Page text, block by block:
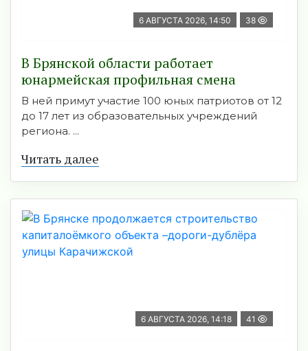
6 АВГУСТА 2026, 14:50 38
В Брянской области работает
юнармейская профильная смена
В ней примут участие 100 юных патриотов от 12
до 17 лет из образовательных учреждений
региона. ...
Читать далее
6 АВГУСТА 2026, 14:18 41